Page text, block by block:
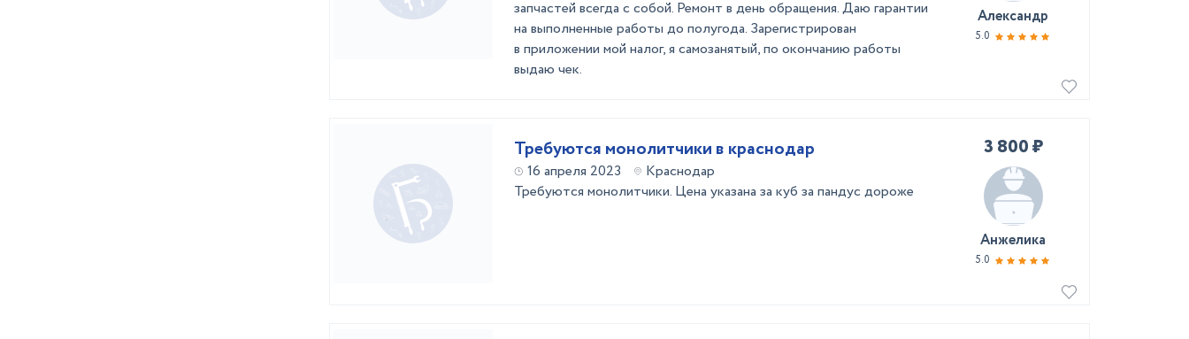
запчастей всегда с собой. Ремонт в день обращения. Даю гарантии
на выполненные работы до полугода. Зарегистрирован
в приложении мой налог, я самозанятый, по окончанию работы
выдаю чек.
Александр
5.0
Требуются монолитчики в краснодар
16 апреля 2023
Краснодар
Требуются монолитчики. Цена указана за куб за пандус дороже
3 800 ₽
Анжелика
5.0